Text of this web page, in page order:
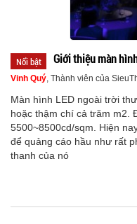
Nổi bật Giới thiệu màn
Vinh Quý, Thành viên của
Màn hình LED ngoài trời
hoặc thậm chí cả trăm m2.
5500~8500cd/sqm. Hiện
để quảng cáo hầu như rất
thanh của nó